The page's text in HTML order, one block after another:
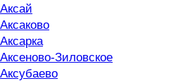
Аксай
Аксаково
Аксарка
Аксеново-Зиловское
Аксубаево